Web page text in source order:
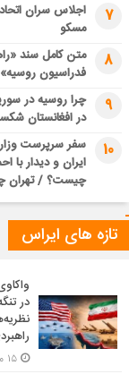
7
اجلاس سران
مسکو
8
متن کامل سند
فدراسیون روسیه» ۲۰۲۱
9
چرا روسیه در
در افغانستان
10
سفر سرپرست
ایران و دیدار با
چیست؟ / تهران
تازه های ایراس